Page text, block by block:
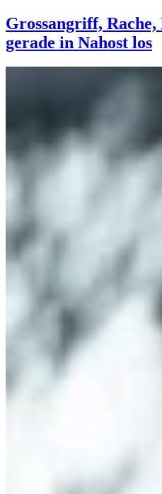
Grossangriff, Rache,
gerade in Nahost los